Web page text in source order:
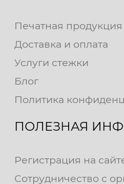
Печатная продукция
Доставка и оплата
Услуги стежки
Блог
Политика
ПОЛЕЗНАЯ
Регистрация на
Сотрудничество с